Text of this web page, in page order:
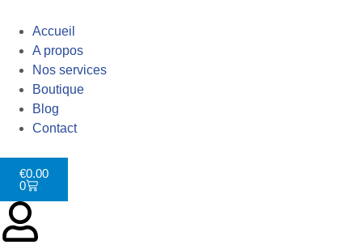
Accueil
A propos
Nos services
Boutique
Blog
Contact
€0.00
0